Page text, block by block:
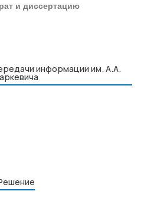
и диссертацию
информации им. А.А.